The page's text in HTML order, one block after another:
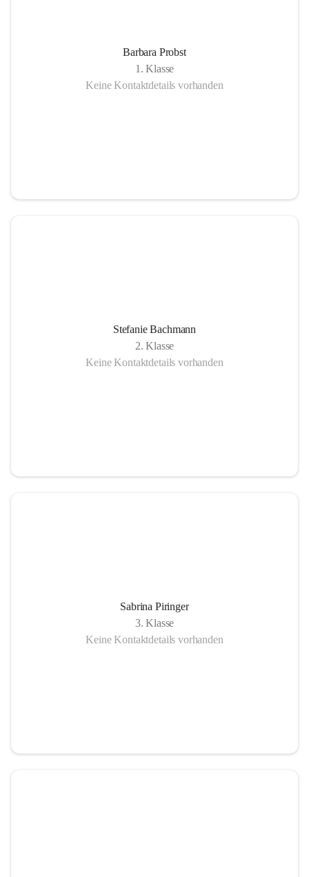
Barbara Probst
1. Klasse
Keine Kontaktdetails vorhanden
Stefanie Bachmann
2. Klasse
Keine Kontaktdetails vorhanden
Sabrina Piringer
3. Klasse
Keine Kontaktdetails vorhanden